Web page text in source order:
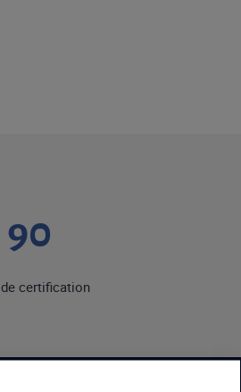
90
certification